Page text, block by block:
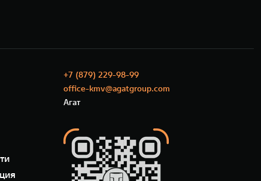
+7 (879) 229-98-99
office-kmv@agatgroup.com
Агат